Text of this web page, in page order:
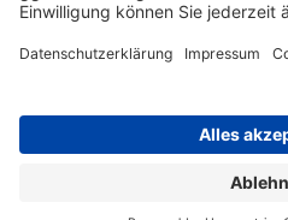
kleiner Hersteller. Zugleich sind
einrichten, die Werkstatt
was Ihren Arbeitsplatz noch
bei uns auch Bastelspaß,
für die ganze Familie.
allerlei Ideen auf